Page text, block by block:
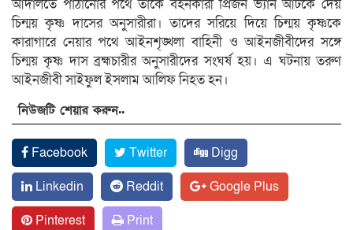
আদালতে পাঠানোর পথে তাকে বহনকারী প্রিজন ভ্যান আটকে দেয়
চিন্ময় কৃষ্ণ দাসের অনুসারীরা। তাদের সরিয়ে দিয়ে চিন্ময় কৃষ্ণকে
কারাগারে নেয়ার পথে আইনশৃঙ্খলা বাহিনী ও আইনজীবীদের সঙ্গে
চিন্ময় কৃষ্ণ দাস ব্রহ্মচারীর অনুসারীদের সংঘর্ষ হয়। এ ঘটনায় তরুণ
আইনজীবী সাইফুল ইসলাম আলিফ নিহত হন।
নিউজটি শেয়ার করুন..
Facebook Twitter
Digg
Linkedin
Reddit
Google Plus
Pinterest
Print